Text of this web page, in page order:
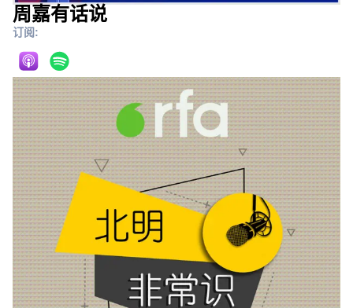
周嘉有话说
订阅: